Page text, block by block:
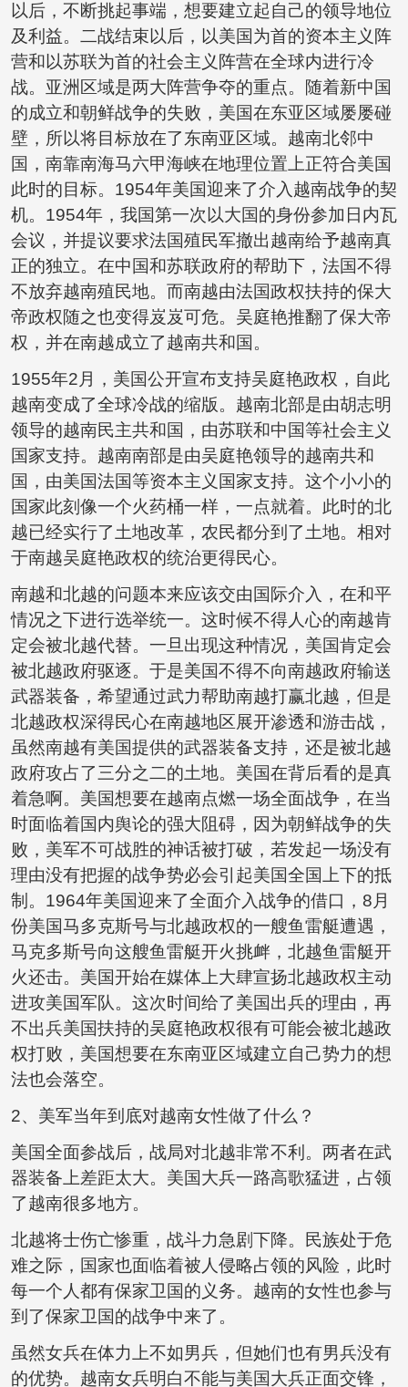
以后，不断挑起事端，想要建立起自己的领导地位
及利益。二战结束以后，以美国为首的资本主义阵
营和以苏联为首的社会主义阵营在全球内进行冷
战。亚洲区域是两大阵营争夺的重点。随着新中国
的成立和朝鲜战争的失败，美国在东亚区域屡屡碰
壁，所以将目标放在了东南亚区域。越南北邻中
国，南靠南海马六甲海峡在地理位置上正符合美国
此时的目标。1954年美国迎来了介入越南战争的契
机。1954年，我国第一次以大国的身份参加日内瓦
会议，并提议要求法国殖民军撤出越南给予越南真
正的独立。在中国和苏联政府的帮助下，法国不得
不放弃越南殖民地。而南越由法国政权扶持的保大
帝政权随之也变得岌岌可危。吴庭艳推翻了保大帝
权，并在南越成立了越南共和国。
1955年2月，美国公开宣布支持吴庭艳政权，自此
越南变成了全球冷战的缩版。越南北部是由胡志明
领导的越南民主共和国，由苏联和中国等社会主义
国家支持。越南南部是由吴庭艳领导的越南共和
国，由美国法国等资本主义国家支持。这个小小的
国家此刻像一个火药桶一样，一点就着。此时的北
越已经实行了土地改革，农民都分到了土地。相对
于南越吴庭艳政权的统治更得民心。
南越和北越的问题本来应该交由国际介入，在和平
情况之下进行选举统一。这时候不得人心的南越肯
定会被北越代替。一旦出现这种情况，美国肯定会
被北越政府驱逐。于是美国不得不向南越政府输送
武器装备，希望通过武力帮助南越打赢北越，但是
北越政权深得民心在南越地区展开渗透和游击战，
虽然南越有美国提供的武器装备支持，还是被北越
政府攻占了三分之二的土地。美国在背后看的是真
着急啊。美国想要在越南点燃一场全面战争，在当
时面临着国内舆论的强大阻碍，因为朝鲜战争的失
败，美军不可战胜的神话被打破，若发起一场没有
理由没有把握的战争势必会引起美国全国上下的抵
制。1964年美国迎来了全面介入战争的借口，8月
份美国马多克斯号与北越政权的一艘鱼雷艇遭遇，
马克多斯号向这艘鱼雷艇开火挑衅，北越鱼雷艇开
火还击。美国开始在媒体上大肆宣扬北越政权主动
进攻美国军队。这次时间给了美国出兵的理由，再
不出兵美国扶持的吴庭艳政权很有可能会被北越政
权打败，美国想要在东南亚区域建立自己势力的想
法也会落空。
2、美军当年到底对越南女性做了什么？
美国全面参战后，战局对北越非常不利。两者在武
器装备上差距太大。美国大兵一路高歌猛进，占领
了越南很多地方。
北越将士伤亡惨重，战斗力急剧下降。民族处于危
难之际，国家也面临着被人侵略占领的风险，此时
每一个人都有保家卫国的义务。越南的女性也参与
到了保家卫国的战争中来了。
虽然女兵在体力上不如男兵，但她们也有男兵没有
的优势。越南女兵明白不能与美国大兵正面交锋，